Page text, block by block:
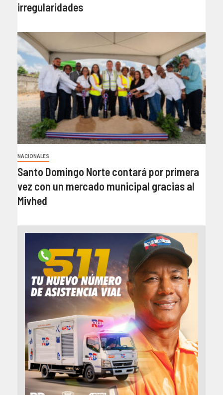
irregularidades
NACIONALES
Santo Domingo Norte contará por primera
vez con un mercado municipal gracias al
Mivhed